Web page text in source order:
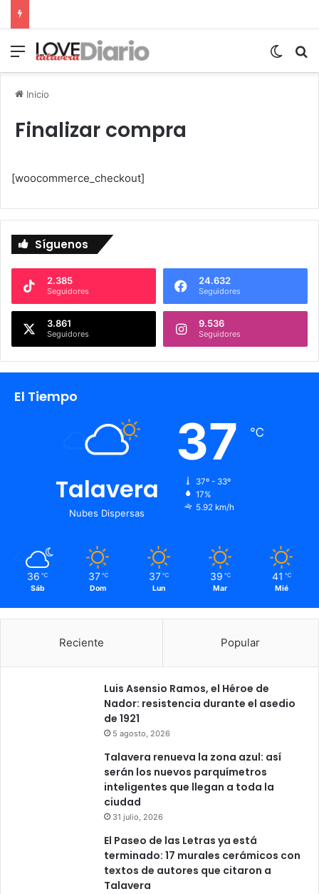
Menú
Inicio
Finalizar compra
[woocommerce_checkout]
Síguenos
2.385
Seguidores
24.632
Seguidores
3.861
Seguidores
9.536
Seguidores
El Tiempo
Talavera
Nubes Dispersas
37 ℃
37º - 33º
17%
5.92 km/h
36 ℃
Sáb
37 ℃
Dom
37 ℃
Lun
39 ℃
Mar
41 ℃
Mié
Reciente Popular
Luis Asensio Ramos, el Héroe de
Nador: resistencia durante el asedio
de 1921
5 agosto, 2026
Talavera renueva la zona azul: así
serán los nuevos parquímetros
inteligentes que llegan a toda la
ciudad
31 julio, 2026
El Paseo de las Letras ya está
terminado: 17 murales cerámicos con
textos de autores que citaron a
Talavera